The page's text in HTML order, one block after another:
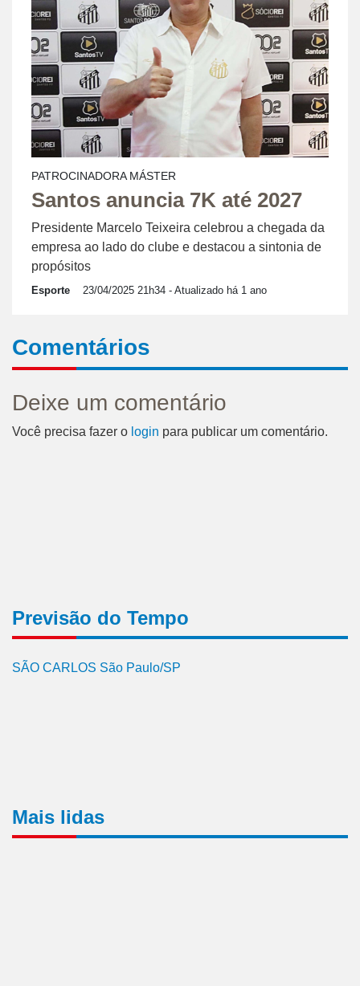
PATROCINADORA MÁSTER
Santos anuncia 7K até 2027
Presidente Marcelo Teixeira celebrou a chegada da
empresa ao lado do clube e destacou a sintonia de
propósitos
Esporte 23/04/2025 21h34 - Atualizado há 1 ano
Comentários
Deixe um comentário
Você precisa fazer o login para publicar um comentário.
Previsão do Tempo
SÃO CARLOS São Paulo/SP
Mais lidas